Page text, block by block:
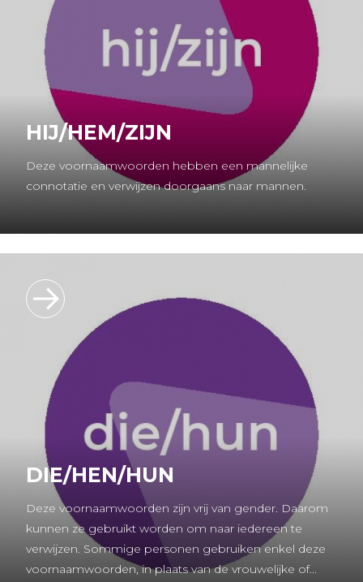
HIJ/HEM/ZIJN
Deze voornaamwoorden hebben een mannelijke
connotatie en verwijzen doorgaans naar mannen.
DIE/HEN/HUN
Deze voornaamwoorden zijn vrij van gender. Daarom
kunnen ze gebruikt worden om naar iedereen te
verwijzen. Sommige personen gebruiken enkel deze
voornaamwoorden, in plaats van de vrouwelijke of...